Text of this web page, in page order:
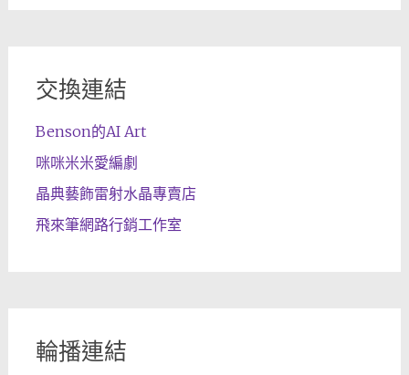
交換連結
Benson的AI Art
咪咪米米愛編劇
晶典藝飾雷射水晶專賣店
飛來筆網路行銷工作室
輪播連結